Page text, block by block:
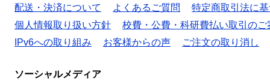
配送・決済について
よくあるご質問
特定商取引法に
個人情報取り扱い方針
校費・公費・科研費払い取引のご
IPv6への取り組み
お客様からの声 ご注文の取り消し
ソーシャルメディア